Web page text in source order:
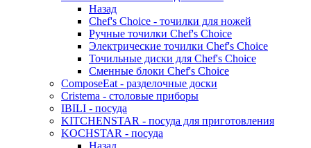
Назад
Chef's Choice - точилки для ножей
Ручные точилки Chef's Choice
Электрические точилки Chef's Choice
Точильные диски для Chef's Choice
Сменные блоки Chef's Choice
ComposeEat - разделочные доски
Cristema - столовые приборы
IBILI - посуда
KITCHENSTAR - посуда для приготовления
KOCHSTAR - посуда
Назад